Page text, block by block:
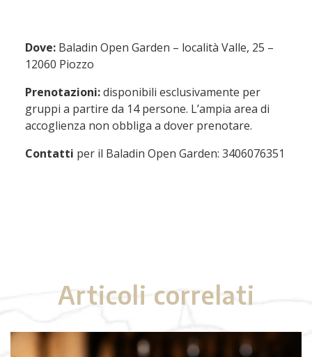
Dove: Baladin Open Garden – località Valle, 25 –
12060 Piozzo
Prenotazioni:disponibili esclusivamente per
gruppi a partire da 14 persone. L’ampia area di
accoglienza non obbliga a dover prenotare.
Contatti per il Baladin Open Garden: 3406076351
Articoli correlati